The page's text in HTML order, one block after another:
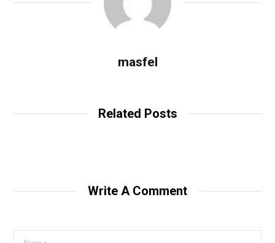
masfel
Related Posts
Write A Comment